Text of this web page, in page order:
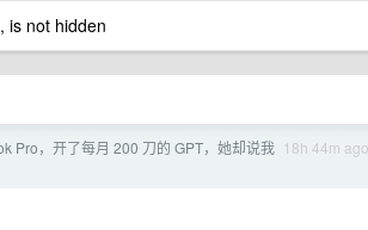
is not hidden
18h 44m ago
Pro，开了每月 200 刀的 GPT，她却说我